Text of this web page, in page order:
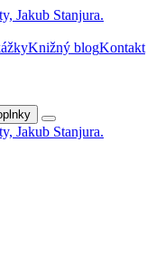
Knižný blogKontakt